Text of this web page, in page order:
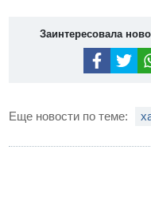
Заинтересовала
Еще новости по теме: